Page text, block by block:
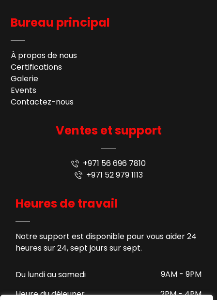
Bureau principal
À propos de nous
Certifications
Galerie
Events
Contactez-nous
Ventes et support
+971 56 696 7810
+971 52 979 1113
Heures de travail
Notre support est disponible pour vous aider 24
heures sur 24, sept jours sur sept.
Du lundi au samedi
9AM - 9PM
Heure du déjeuner
2PM - 4PM